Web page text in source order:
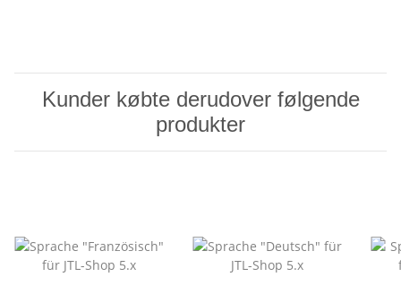
Kunder købte derudover følgende
produkter